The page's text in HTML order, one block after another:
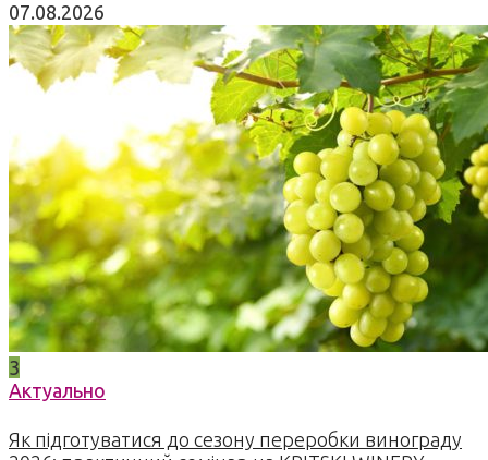
07.08.2026
3
Актуально
Як підготуватися до сезону переробки винограду